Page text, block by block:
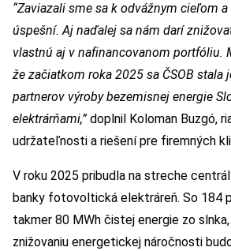
“Zaviazali sme sa k odvážnym cieľom
úspešní. Aj naďalej sa nám darí
vlastnú aj v nafinancovanom portfóliu.
že začiatkom roka 2025 sa ČSOB stala
partnerov výroby bezemisnej energie
elektrárňami,”doplnil Koloman Buzgó,
udržateľnosti a riešení pre firemných
V roku 2025 pribudla na streche
banky fotovoltická elektráreň. So 184
takmer 80 MWh čistej energie zo
znižovaniu energetickej náročnosti